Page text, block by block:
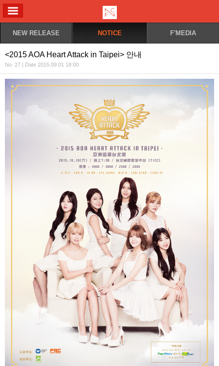
NEW RELEASE NOTICE F'MEDIA
<2015 AOA Heart Attack in Taipei> 안내
No. 27 | Date 2015.09.01 18:00